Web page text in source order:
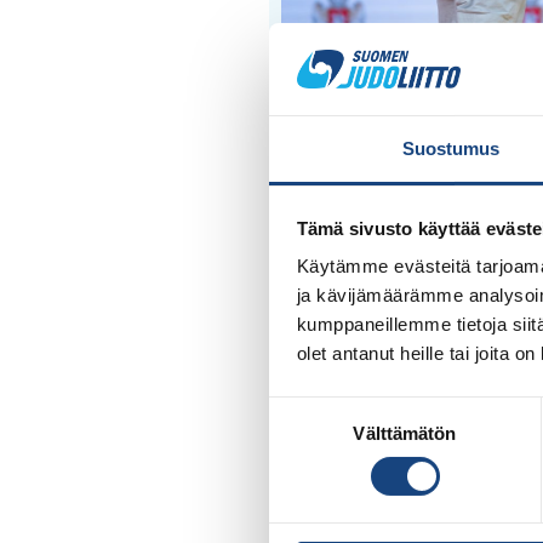
Suostumus
Tämä sivusto käyttää
Käytämme evästeitä
ja kävijämäärämme
kumppaneillemme tietoja
olet antanut heille tai joita
Välttämätön
Lauantai 13.6.
Lauantaina tatamilla
aikuiset ja alle 18-vuotiaat.
Alle 18-vuotiaat aloittavat
tatamille 15.00 ja
Tule kannustamaan Suomi